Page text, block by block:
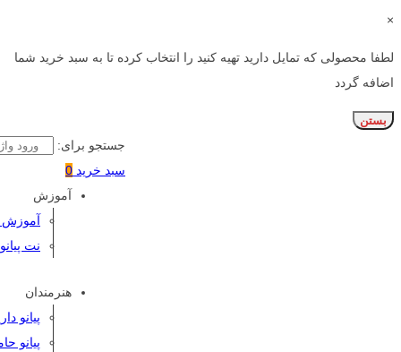
×
لطفا محصولی که تمایل دارید تهیه کنید را انتخاب کرده تا به سبد خرید شما
اضافه گردد
بستن
جستجو برای:
سبد خرید 0
آموزش
آموزش
نت پیانو
هنرمندان
پیانو
پیانو